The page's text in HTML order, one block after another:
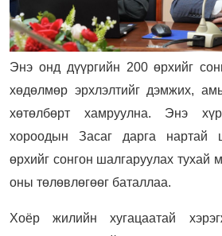
Энэ онд дүүргийн 200 өрхийг
хөдөлмөр эрхлэлтийг дэмжих,
хөтөлбөрт хамруулна. Энэ
хороодын Засаг дарга нартай
өрхийг сонгон шалгаруулах тухай
оны төлөвлөгөөг баталлаа.
Хоёр жилийн хугацаатай